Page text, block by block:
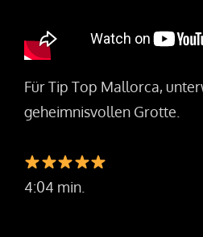
Für Tip Top Mallorca,
geheimnisvollen Grotte.
4:04 min.